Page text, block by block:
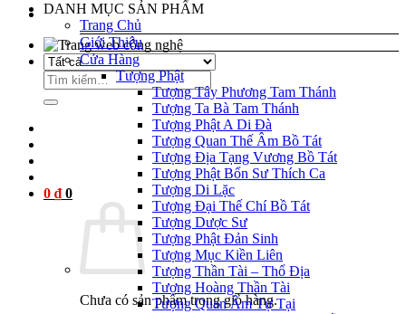
Tìm
kiếm:
0 ₫ 0
Chưa có sản phẩm trong giỏ hàng.
DANH MỤC SẢN PHẨM
Trang Chủ
Giới Thiệu
Cửa Hàng
Tượng Phật
Tượng Tây Phương Tam Thánh
Tượng Ta Bà Tam Thánh
Tượng Phật A Di Đà
Tượng Quan Thế Âm Bồ Tát
Tượng Địa Tạng Vương Bồ Tát
Tượng Phật Bổn Sư Thích Ca
Tượng Di Lặc
Tượng Đại Thế Chí Bồ Tát
Tượng Dược Sư
Tượng Phật Đản Sinh
Tượng Mục Kiền Liên
Tượng Thần Tài – Thổ Địa
Tượng Hoàng Thần Tài
Tượng Quan Âm Tự Tại